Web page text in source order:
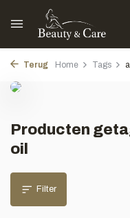
Terug Home Tags
Producten
oil
Filter